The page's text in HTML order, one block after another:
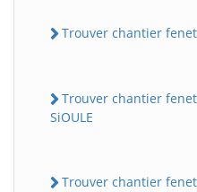
Trouver chantier
Trouver chantier
SiOULE
Trouver chantier